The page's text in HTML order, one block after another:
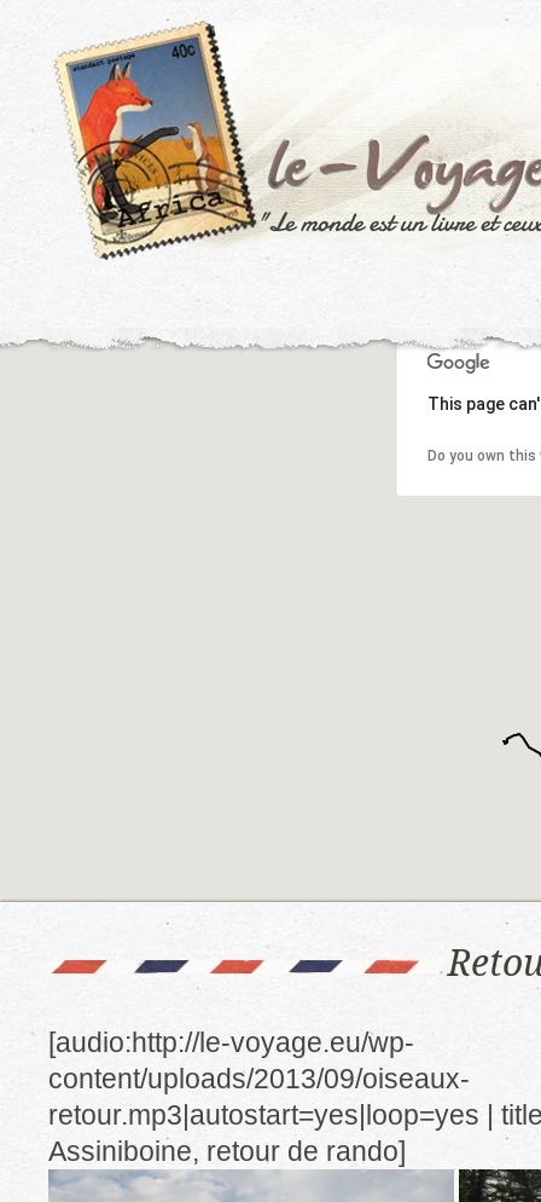
This page
Do you own
[audio:http://le-voyage.eu/wp-
content/uploads/2013/09/oiseaux-
retour.mp3|autostart=yes|loop=yes |
Assiniboine, retour de rando]